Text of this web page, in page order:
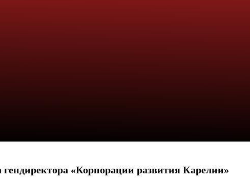
«Корпорации развития Карелии»